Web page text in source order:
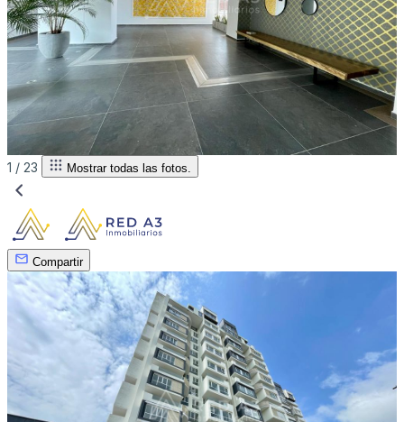
1 / 23 Mostrar todas las fotos.
Compartir